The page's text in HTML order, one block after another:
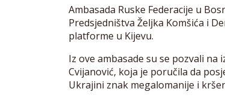
Ambasada Ruske Federacije u
Predsjedništva Željka Komšića i
platforme u Kijevu.
Iz ove ambasade su se pozvali na
Cvijanović, koja je poručila da
Ukrajini znak megalomanije i